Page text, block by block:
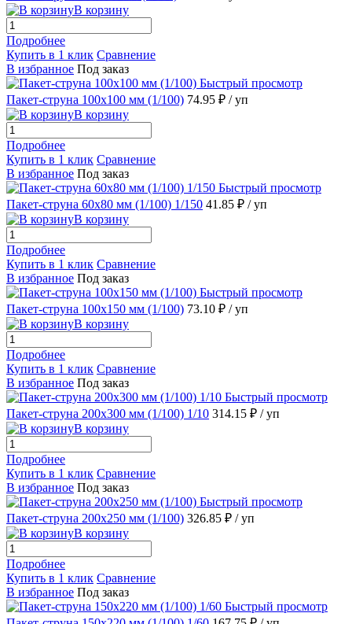
В корзину
Подробнее
Купить в 1 клик Сравнение
В избранное Под заказ
Быстрый просмотр
Пакет-струна 100х100 мм (1/100) 74.95 ₽ / уп
В корзину
Подробнее
Купить в 1 клик Сравнение
В избранное Под заказ
Быстрый просмотр
Пакет-струна 60х80 мм (1/100) 1/150 41.85 ₽ / уп
В корзину
Подробнее
Купить в 1 клик Сравнение
В избранное Под заказ
Быстрый просмотр
Пакет-струна 100х150 мм (1/100) 73.10 ₽ / уп
В корзину
Подробнее
Купить в 1 клик Сравнение
В избранное Под заказ
Быстрый просмотр
Пакет-струна 200х300 мм (1/100) 1/10 314.15 ₽ / уп
В корзину
Подробнее
Купить в 1 клик Сравнение
В избранное Под заказ
Быстрый просмотр
Пакет-струна 200х250 мм (1/100) 326.85 ₽ / уп
В корзину
Подробнее
Купить в 1 клик Сравнение
В избранное Под заказ
Быстрый просмотр